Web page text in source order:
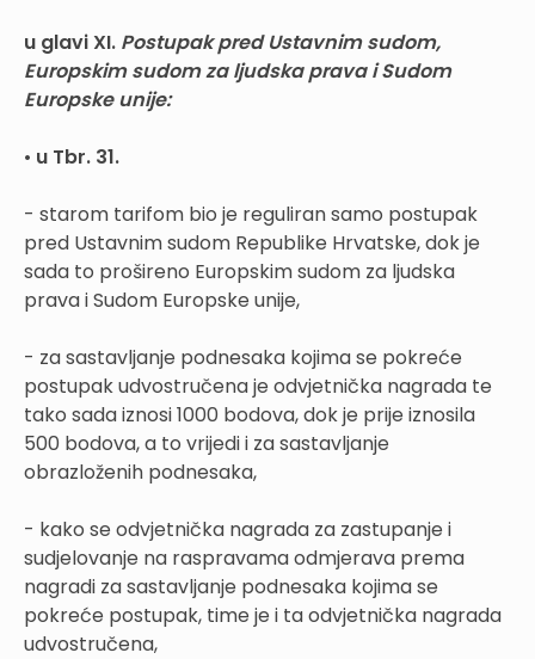
u glavi XI. Postupak pred Ustavnim sudom,
Europskim sudom za ljudska prava i Sudom
Europske unije:
• u Tbr. 31.
- starom tarifom bio je reguliran samo postupak
pred Ustavnim sudom Republike Hrvatske, dok je
sada to prošireno Europskim sudom za ljudska
prava i Sudom Europske unije,
- za sastavljanje podnesaka kojima se pokreće
postupak udvostručena je odvjetnička nagrada te
tako sada iznosi 1000 bodova, dok je prije iznosila
500 bodova, a to vrijedi i za sastavljanje
obrazloženih podnesaka,
- kako se odvjetnička nagrada za zastupanje i
sudjelovanje na raspravama odmjerava prema
nagradi za sastavljanje podnesaka kojima se
pokreće postupak, time je i ta odvjetnička nagrada
udvostručena,